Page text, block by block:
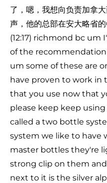
了，嗯，我想向负责加拿
声，他的总部在安大略省
(12:17) richmond bc
of the
um some of these are
have proven to work in
that you use now that
please keep keep
called a two bottle
system we like to have
master bottles they're
strong clip on them
next to it is the silver